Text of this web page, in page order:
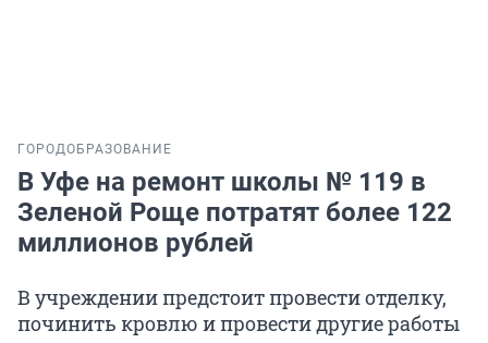
ГОРОДОБРАЗОВАНИЕ
В Уфе на ремонт школы № 119 в
Зеленой Роще потратят более 122
миллионов рублей
В учреждении предстоит провести отделку,
починить кровлю и провести другие работы